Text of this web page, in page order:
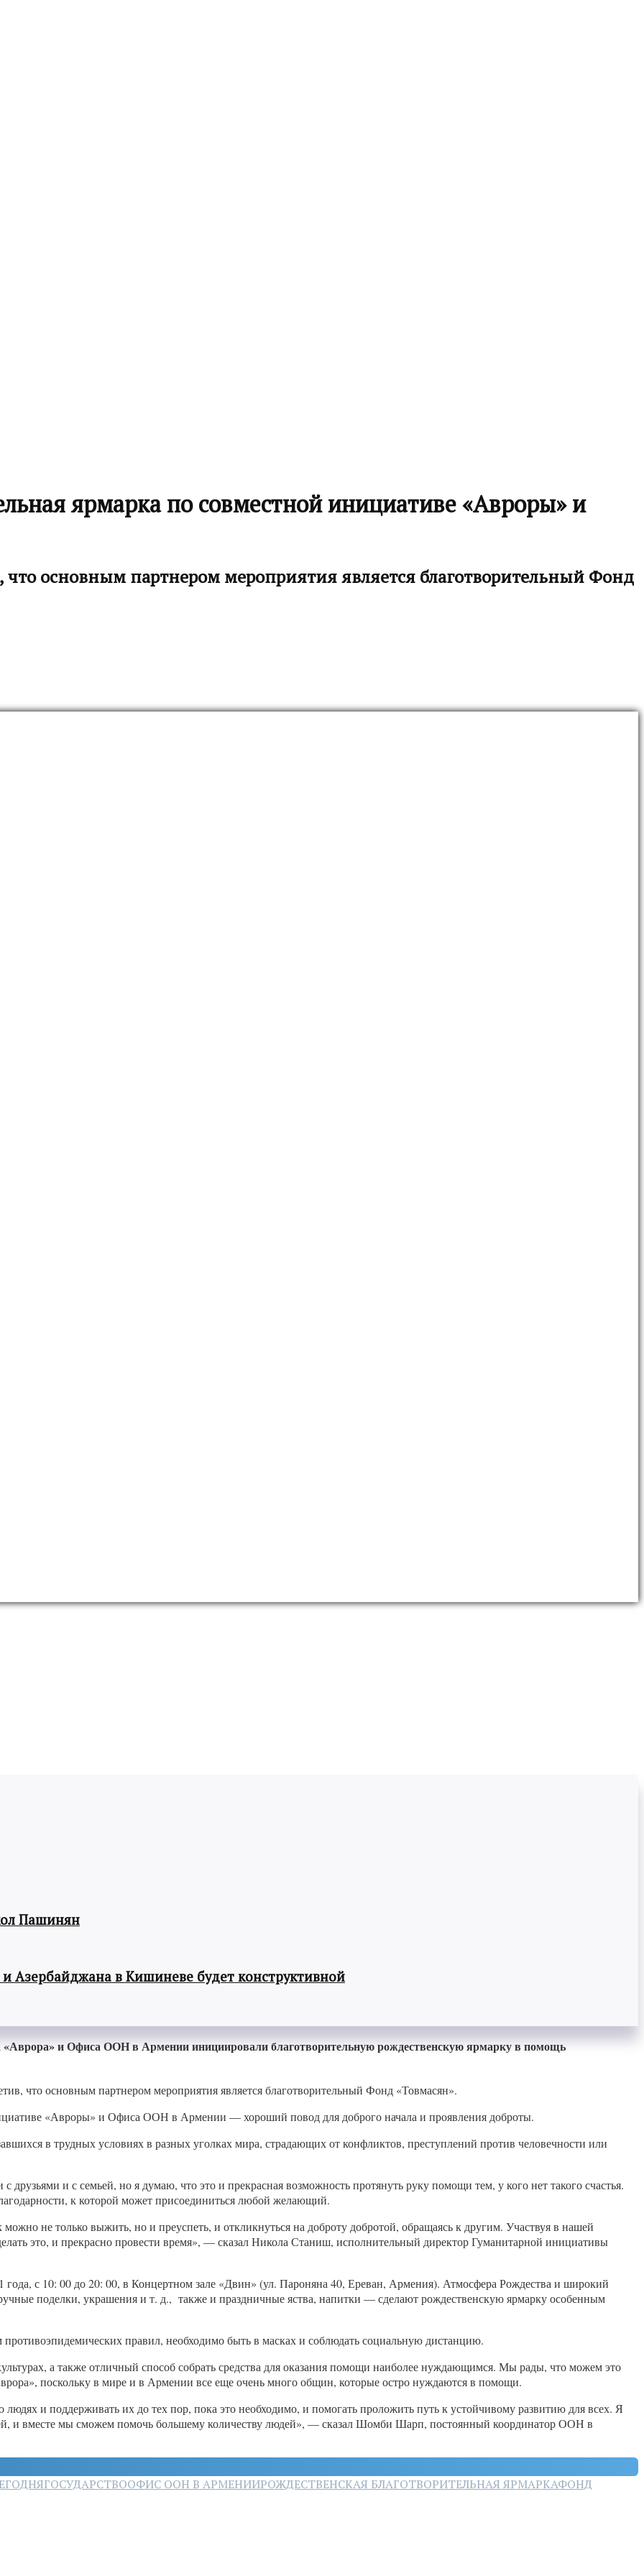
ярмарка по совместной инициативе «Авроры» и
основным партнером мероприятия является благотворительный Фонд
Пашинян
в Кишиневе будет конструктивной
«Аврора» и Офиса ООН в Армении инициировали благотворительную рождественскую ярмарку в помощь
что основным партнером мероприятия является благотворительный Фонд «Товмасян».
«Авроры» и Офиса ООН в Армении — хороший повод для доброго начала и проявления доброты.
в трудных условиях в разных уголках мира, страдающих от конфликтов, преступлений против человечности или
и с семьей, но я думаю, что это и прекрасная возможность протянуть руку помощи тем, у кого нет такого счастья.
к которой может присоединиться любой желающий.
не только выжить, но и преуспеть, и откликнуться на доброту добротой, обращаясь к другим. Участвуя в нашей
это, и прекрасно провести время», — сказал Никола Станиш, исполнительный директор Гуманитарной инициативы
года, с 10: 00 до 20: 00, в Концертном зале «Двин» (ул. Пароняна 40, Ереван, Армения). Атмосфера Рождества и широкий
поделки, украшения и т. д., также и праздничные яства, напитки — сделают рождественскую ярмарку особенным
правил, необходимо быть в масках и соблюдать социальную дистанцию.
а также отличный способ собрать средства для оказания помощи наиболее нуждающимся. Мы рады, что можем это
поскольку в мире и в Армении все еще очень много общин, которые остро нуждаются в помощи.
и поддерживать их до тех пор, пока это необходимо, и помогать проложить путь к устойчивому развитию для всех. Я
и вместе мы сможем помочь большему количеству людей», — сказал Шомби Шарп, постоянный координатор ООН в
ГОСУДАРСТВООФИС ООН В АРМЕНИИРОЖДЕСТВЕНСКАЯ БЛАГОТВОРИТЕЛЬНАЯ ЯРМАРКАФОНД